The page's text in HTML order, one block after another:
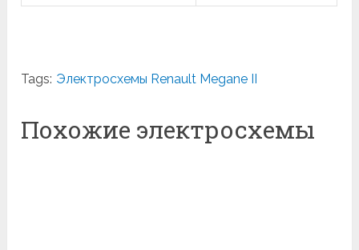
Tags: Электросхемы Renault Megane II
Похожие электросхемы